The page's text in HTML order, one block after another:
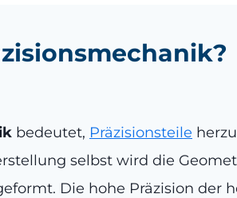
bedeutet, Präzisionsteile
selbst wird die
Die hohe Präzision der